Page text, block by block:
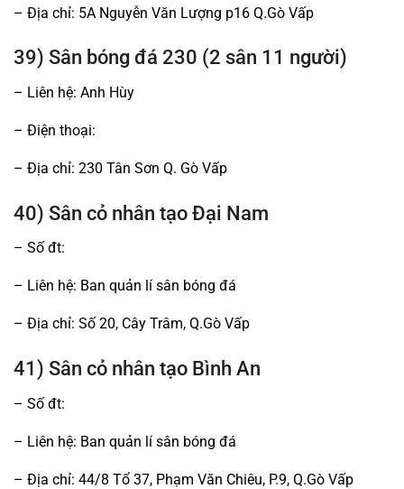
– Địa chỉ: 5A Nguyễn Văn Lượng p16 Q.Gò Vấp
39) Sân bóng đá 230 (2 sân 11 người)
– Liên hệ: Anh Hùy
– Điện thoại:
– Địa chỉ: 230 Tân Sơn Q. Gò Vấp
40) Sân cỏ nhân tạo Đại Nam
– Số đt:
– Liên hệ: Ban quản lí sân bóng đá
– Địa chỉ: Số 20, Cây Trâm, Q.Gò Vấp
41) Sân cỏ nhân tạo Bình An
– Số đt:
– Liên hệ: Ban quản lí sân bóng đá
– Địa chỉ: 44/8 Tổ 37, Phạm Văn Chiêu, P.9, Q.Gò Vấp